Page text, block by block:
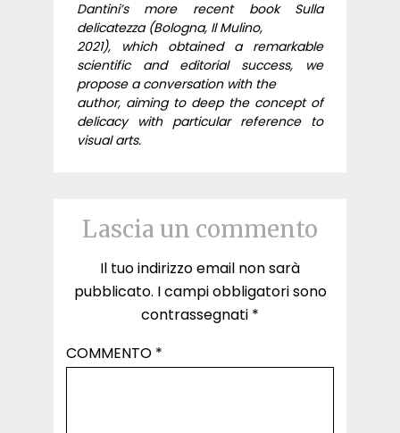
Dantini’s more recent book Sulla
delicatezza (Bologna, Il Mulino,
2021), which obtained a remarkable
scientific and editorial success, we
propose a conversation with the
author, aiming to deep the concept of
delicacy with particular reference to
visual arts.
Lascia un commento
Il tuo indirizzo email non sarà
pubblicato. I campi obbligatori sono
contrassegnati *
COMMENTO *